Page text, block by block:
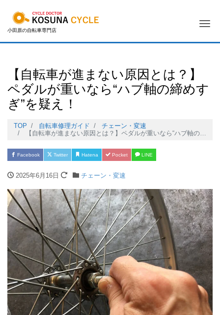
小田原の自転車専門店
【自転車が進まない原因とは？】
ペダルが重いなら“ハブ軸の締めす
ぎ”を疑え！
TOP 自転車修理ガイド
チェーン・変速
【自転車が進まない原因とは？】ペダルが重いなら“ハブ軸の締めすぎ”を疑え！
Facebook Twitter Hatena Pocket LINE
2025年6月16日 チェーン・変速